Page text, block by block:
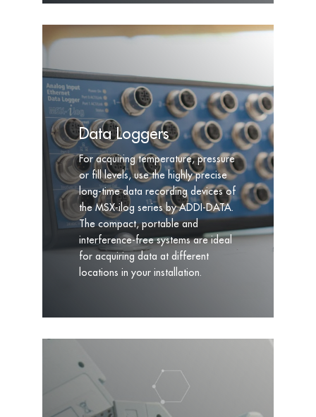
Data Loggers
For acquiring temperature, pressure
or fill levels, use the highly precise
long-time data recording devices of
the MSX-ilog series by ADDI-DATA.
The compact, portable and
interference-free systems are ideal
for acquiring data at different
locations in your installation.